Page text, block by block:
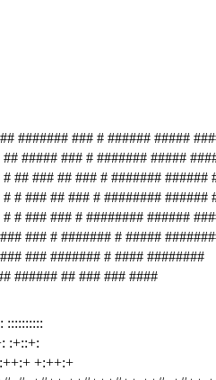
####### ### # ###### #####
##### ### # ####### #####
## ### ## ### # ####### ######
# ### ## ### # ######## ######
# ### ### # ######## ######
### # ####### # #####
### ####### # #### ########
###### ## ### ### ####
::::::::::
:+::+:
+:++:+